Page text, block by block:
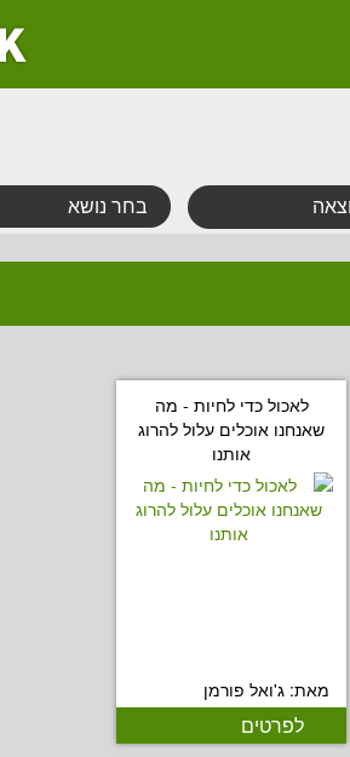
לאכול כדי לחיות - מה
שאנחנו אוכלים עלול להרוג
אותנו
מאת: ג'ואל פורמן
לפרטים